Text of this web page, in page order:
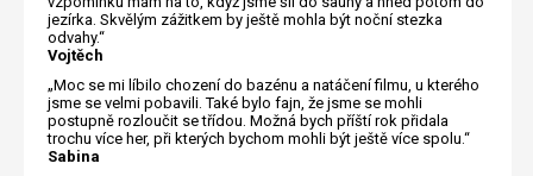
jezírka. Skvělým zážitkem by ještě mohla být noční stezka
odvahy.“
Vojtěch
„Moc se mi líbilo chození do bazénu a natáčení filmu, u kterého
jsme se velmi pobavili. Také bylo fajn, že jsme se mohli
postupně rozloučit se třídou. Možná bych příští rok přidala
trochu více her, při kterých bychom mohli být ještě více spolu.“
Sabina